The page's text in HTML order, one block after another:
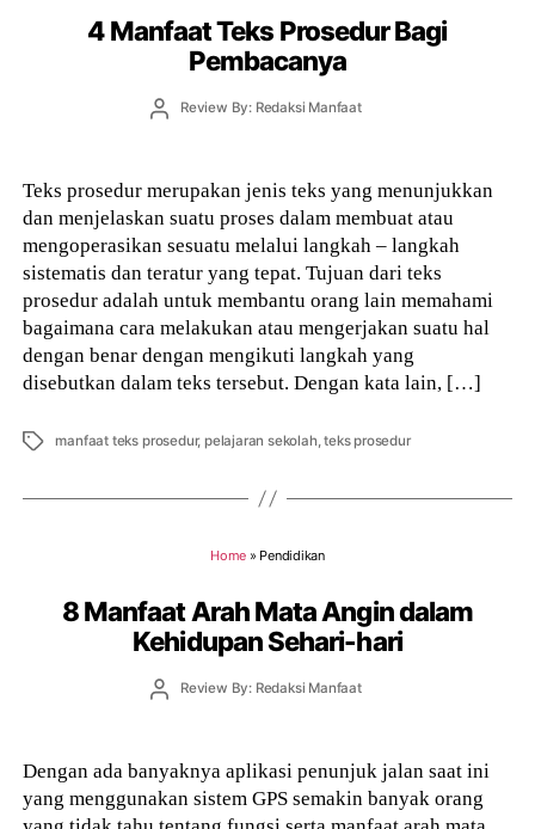
4 Manfaat Teks Prosedur Bagi
Pembacanya
PostReview By: Redaksi Manfaat
Teks prosedur merupakan jenis teks yang menunjukkan
dan menjelaskan suatu proses dalam membuat atau
mengoperasikan sesuatu melalui langkah – langkah
sistematis dan teratur yang tepat. Tujuan dari teks
prosedur adalah untuk membantu orang lain memahami
bagaimana cara melakukan atau mengerjakan suatu hal
dengan benar dengan mengikuti langkah yang
disebutkan dalam teks tersebut. Dengan kata lain, […]
Tags manfaat teks prosedur, pelajaran sekolah,teks prosedur
Home » Pendidikan
8 Manfaat Arah Mata Angin dalam
Kehidupan Sehari-hari
PostReview By: Redaksi Manfaat
Dengan ada banyaknya aplikasi penunjuk jalan saat ini
yang menggunakan sistem GPS semakin banyak orang